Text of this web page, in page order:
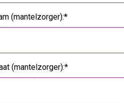
(mantelzorger):
(mantelzorger):